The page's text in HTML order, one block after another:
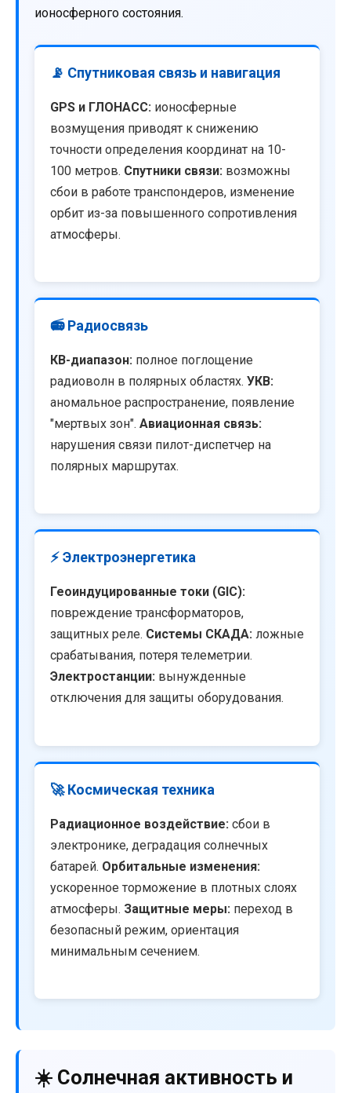
ионосферного состояния.
📡 Спутниковая связь и навигация
GPS и ГЛОНАСС: ионосферные
возмущения приводят к снижению
точности определения координат на 10-
100 метров. Спутники связи: возможны
сбои в работе транспондеров, изменение
орбит из-за повышенного сопротивления
атмосферы.
📻 Радиосвязь
КВ-диапазон: полное поглощение
радиоволн в полярных областях. УКВ:
аномальное распространение, появление
"мертвых зон". Авиационная связь:
нарушения связи пилот-диспетчер на
полярных маршрутах.
⚡ Электроэнергетика
Геоиндуцированные токи (GIC):
повреждение трансформаторов,
защитных реле. Системы СКАДА: ложные
срабатывания, потеря телеметрии.
Электростанции: вынужденные
отключения для защиты оборудования.
🚀 Космическая техника
Радиационное воздействие: сбои в
электронике, деградация солнечных
батарей. Орбитальные изменения:
ускоренное торможение в плотных слоях
атмосферы. Защитные меры: переход в
безопасный режим, ориентация
минимальным сечением.
☀️ Солнечная активность и